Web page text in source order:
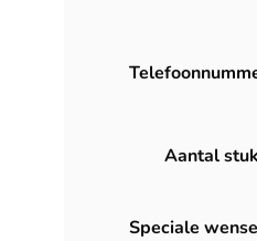
Aantal
Speciale